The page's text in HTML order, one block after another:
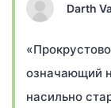
Darth
означающий
насильно